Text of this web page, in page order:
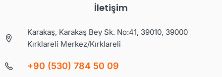
İletişim
Karakaş, Karakaş Bey Sk. No:41, 39010, 39000
Kırklareli Merkez/Kırklareli
+90 (530) 784 50 09